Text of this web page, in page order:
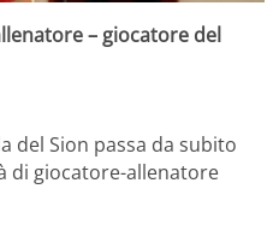
– giocatore del
del Sion passa da subito
di giocatore-allenatore